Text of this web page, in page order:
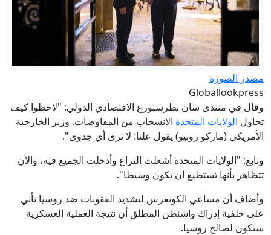
هذه المناطق
مصدر الصورة
Globallookpress
وقال في منتدى سان بطرسبورغ الاقتصادي الدولي: "لاحظوا كيف
تحاول الولايات المتحدة الانسحاب من المفاوضات. وزير الخارجية
الأمريكي (ماركو روبيو) يقول علنا: لا نرى أي جدوى".
وتابع: "الولايات المتحدة أشعلت النزاع وأدخلت الجميع فيه، والآن
تتظاهر بأنها تستطيع أن تكون وسيطا".
وأضاف أن مساعي الكونغرس لتشديد العقوبات ضد روسيا تأتي
على خلفية إدراك واشنطن المطلق أن نتيجة العملية العسكرية
ستكون لصالح روسيا.